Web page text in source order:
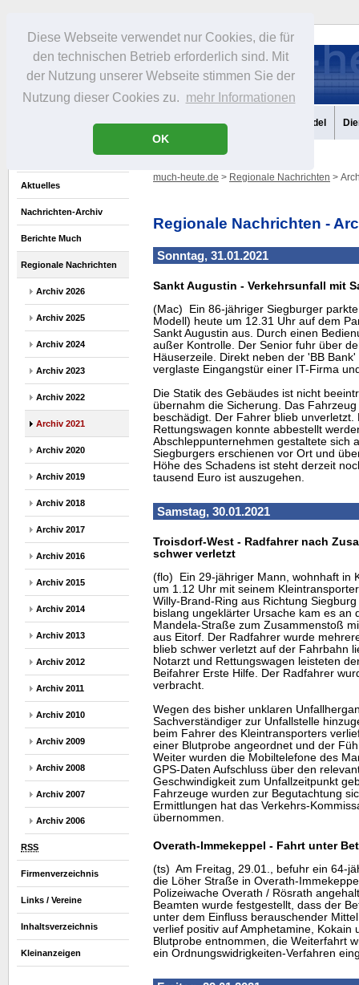
Diese Webseite verwendet nur Cookies, die für
den technischen Betrieb erforderlich sind. Mit
der Nutzung unserer Webseite stimmen Sie der
Nutzung dieser Cookies zu. mehr Informationen
OK
Portrait Infos Freizeit Gastronomie Handel
Aktuelles
Nachrichten-Archiv
Berichte Much
Regionale Nachrichten
Archiv 2026
Archiv 2025
Archiv 2024
Archiv 2023
Archiv 2022
Archiv 2021
Archiv 2020
Archiv 2019
Archiv 2018
Archiv 2017
Archiv 2016
Archiv 2015
Archiv 2014
Archiv 2013
Archiv 2012
Archiv 2011
Archiv 2010
Archiv 2009
Archiv 2008
Archiv 2007
Archiv 2006
RSS
Firmenverzeichnis
Links / Vereine
Inhaltsverzeichnis
Kleinanzeigen
much-heute.de > Regionale Nachrichten >
Regionale Nachrichten -
Sonntag, 31.01.2021
Sankt Augustin - Verkehrsunfall mit
(Mac) Ein 86-jähriger Siegburger
Modell) heute um 12.31 Uhr auf dem
Sankt Augustin aus. Durch einen
außer Kontrolle. Der Senior fuhr über
Häuserzeile. Direkt neben der 'BB
verglaste Eingangstür einer IT-Firma
Die Statik des Gebäudes ist nicht
übernahm die Sicherung. Das
beschädigt. Der Fahrer blieb
Rettungswagen konnte abbestellt
Abschleppunternehmen gestaltete sich
Siegburgers erschienen vor Ort und
Höhe des Schadens ist steht derzeit
tausend Euro ist auszugehen.
Samstag, 30.01.2021
Troisdorf-West - Radfahrer nach
schwer verletzt
(flo) Ein 29-jähriger Mann, wohnhaft in
um 1.12 Uhr mit seinem
Willy-Brand-Ring aus Richtung
bislang ungeklärter Ursache kam es an
Mandela-Straße zum Zusammenstoß
aus Eitorf. Der Radfahrer wurde
blieb schwer verletzt auf der Fahrbahn
Notarzt und Rettungswagen leisteten
Beifahrer Erste Hilfe. Der Radfahrer
verbracht.
Wegen des bisher unklaren
Sachverständiger zur Unfallstelle
beim Fahrer des Kleintransporters
einer Blutprobe angeordnet und der
Weiter wurden die Mobiltelefone des
GPS-Daten Aufschluss über den
Geschwindigkeit zum Unfallzeitpunkt
Fahrzeuge wurden zur Begutachtung
Ermittlungen hat das Verkehrs-
übernommen.
Overath-Immekeppel - Fahrt unter
(ts) Am Freitag, 29.01., befuhr ein 64-
die Löher Straße in Overath-
Polizeiwache Overath / Rösrath
Beamten wurde festgestellt, dass der
unter dem Einfluss berauschender
verlief positiv auf Amphetamine, Kokain
Blutprobe entnommen, die Weiterfahrt
ein Ordnungswidrigkeiten-Verfahren